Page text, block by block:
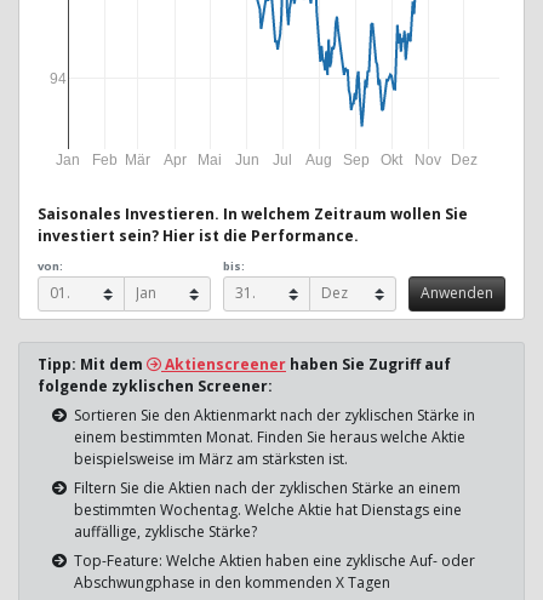
Jan Feb Mär Apr Mai Jun Jul Aug Sep Okt Nov Dez
94
Saisonales Investieren. In welchem Zeitraum wollen Sie
investiert sein? Hier ist die Performance.
von: bis:
Tipp: Mit dem Aktienscreener haben Sie Zugriff auf
folgende zyklischen Screener:
Sortieren Sie den Aktienmarkt nach der zyklischen Stärke in
einem bestimmten Monat. Finden Sie heraus welche Aktie
beispielsweise im März am stärksten ist.
Filtern Sie die Aktien nach der zyklischen Stärke an einem
bestimmten Wochentag. Welche Aktie hat Dienstags eine
auffällige, zyklische Stärke?
Top-Feature: Welche Aktien haben eine zyklische Auf- oder
Abschwungphase in den kommenden X Tagen